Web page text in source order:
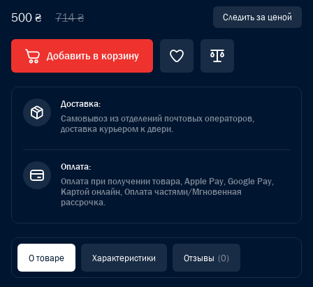
500 ₴ 714 ₴ Следить за ценой
Добавить в корзину
Доставка:
Самовывоз из отделений почтовых операторов,
доставка курьером к двери.
Оплата:
Оплата при получении товара, Apple Pay, Google Pay,
Картой онлайн, Оплата частями/Мгновенная
рассрочка.
О товаре Характеристики Отзывы (0)